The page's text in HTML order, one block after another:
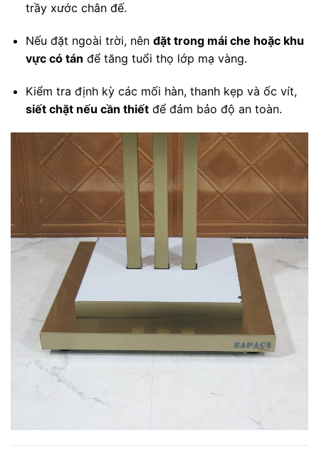
trầy xước chân đế.
Nếu đặt ngoài trời, nên đặt trong mái che hoặc khu
vực có tán để tăng tuổi thọ lớp mạ vàng.
Kiểm tra định kỳ các mối hàn, thanh kẹp và ốc vít,
siết chặt nếu cần thiếtđể đảm bảo độ an toàn.